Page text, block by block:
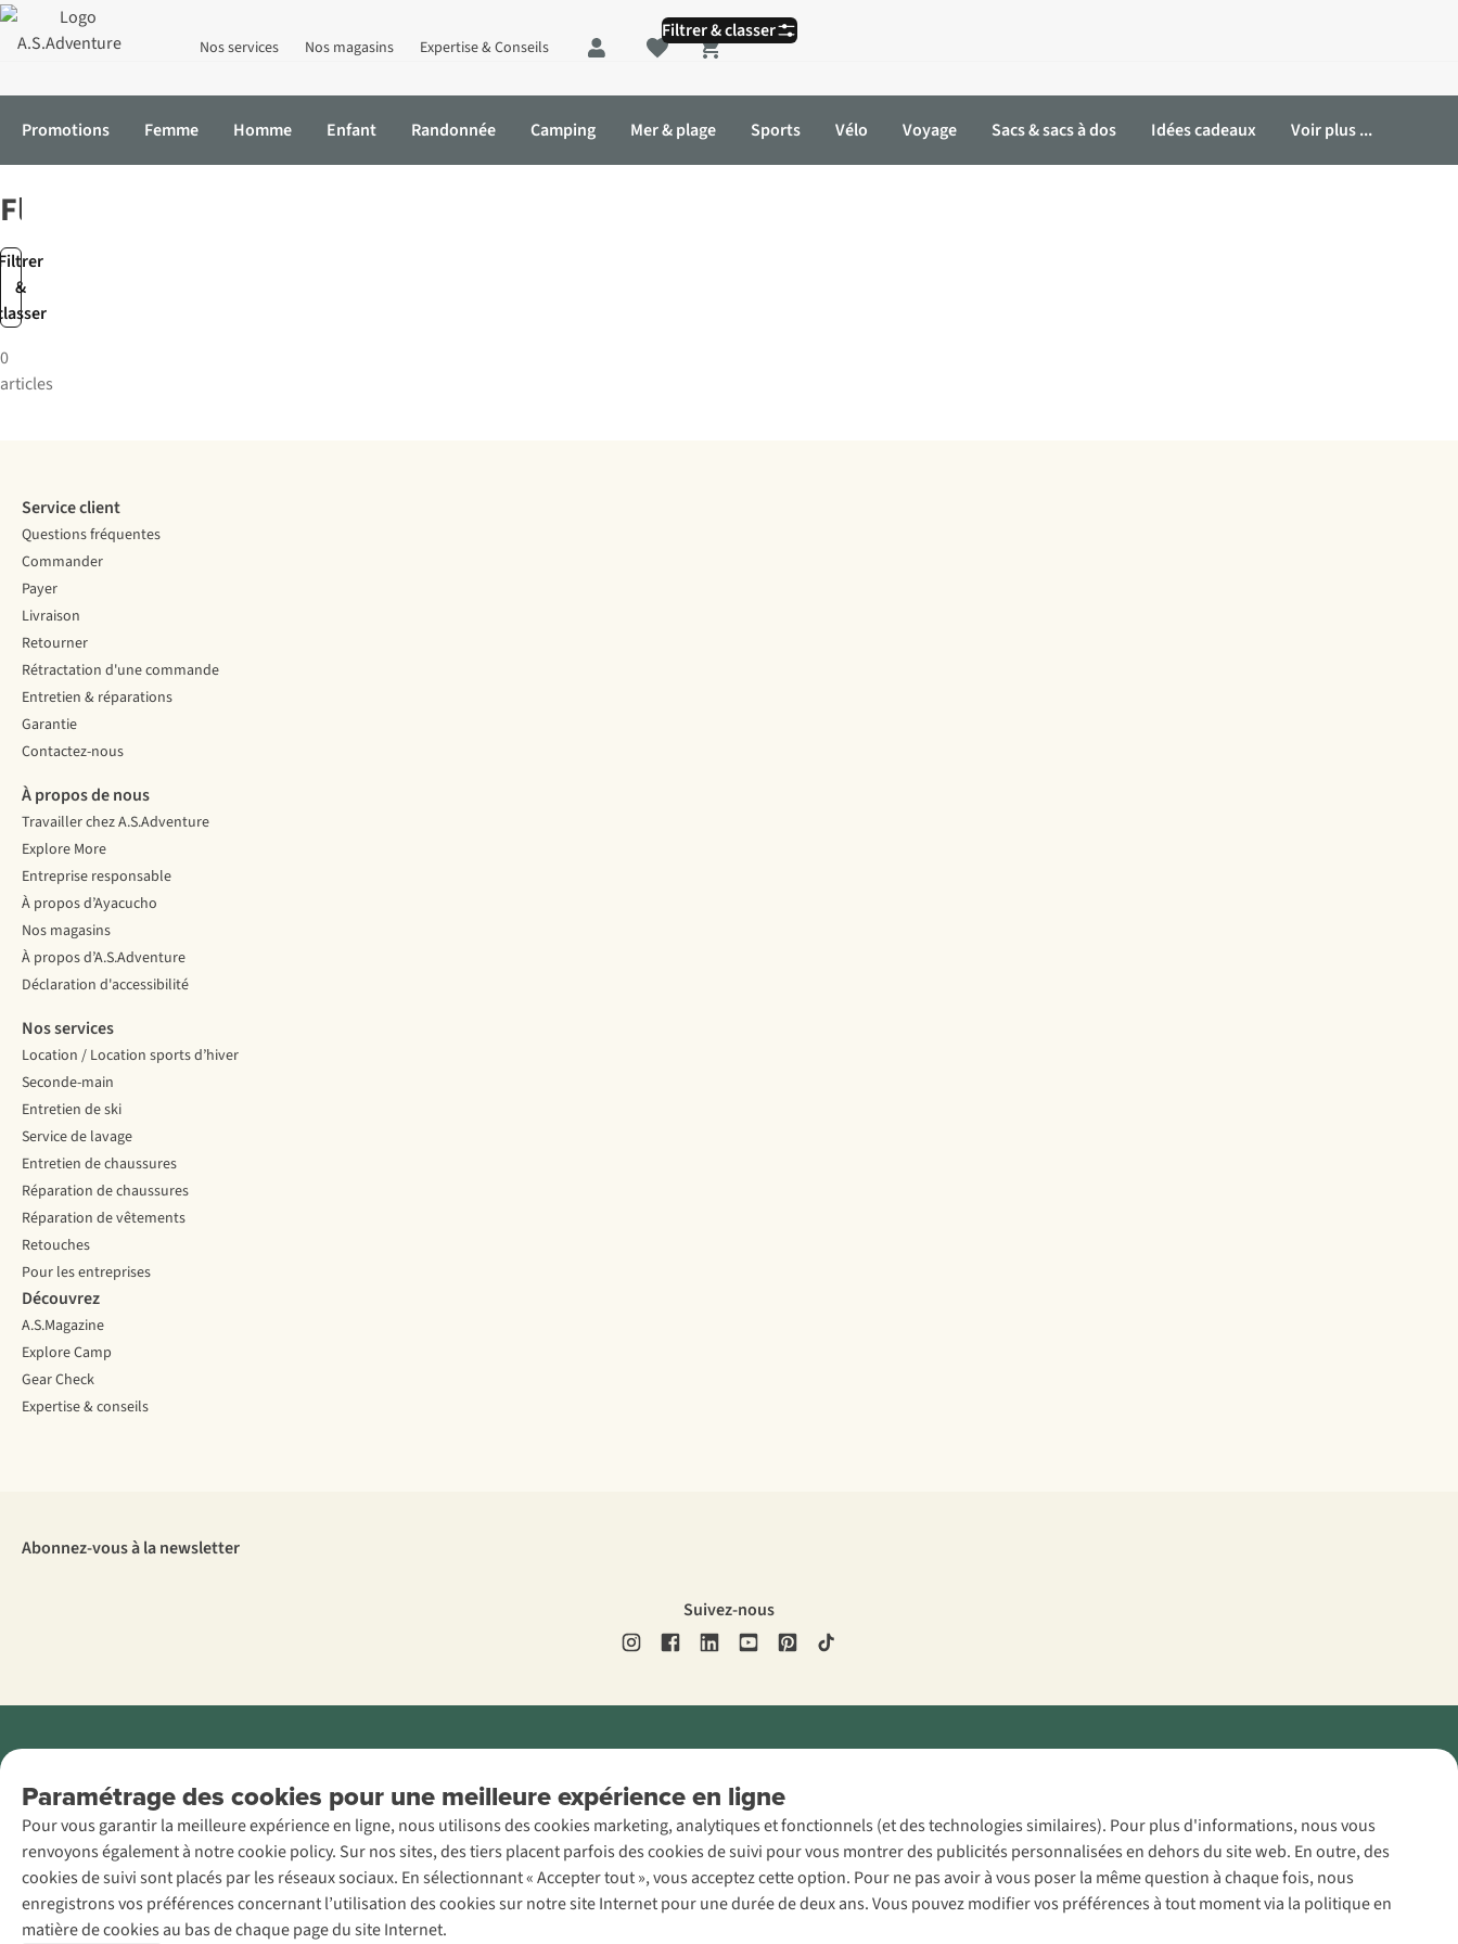
Nos services Nos magasins Expertise & Conseils
Shopping cart
Promotions Femme Homme Enfant Randonnée Camping Mer & plage Sports Vélo Voyage Sacs & sacs à dos Idées cadeaux Voir plus ...
&
Filtrer & classer
Flow
0
articles
Paramétrage des cookies pour une meilleure expérience en ligne
Pour vous garantir la meilleure expérience en ligne, nous utilisons des cookies marketing, analytiques et fonctionnels (et des technologies similaires). Pour plus d'informations, nous vous
renvoyons également à notre cookie policy. Sur nos sites, des tiers placent parfois des cookies de suivi pour vous montrer des publicités personnalisées en dehors du site web. En outre, des
cookies de suivi sont placés par les réseaux sociaux. En sélectionnant « Accepter tout », vous acceptez cette option. Pour ne pas avoir à vous poser la même question à chaque fois, nous
enregistrons vos préférences concernant l’utilisation des cookies sur notre site Internet pour une durée de deux ans. Vous pouvez modifier vos préférences à tout moment via la politique en
matière de cookies au bas de chaque page du site Internet.
Service client
Questions fréquentes
Commander
Payer
Livraison
Retourner
Rétractation d'une commande
Entretien & réparations
Garantie
Contactez-nous
À propos de nous
Travailler chez A.S.Adventure
Explore More
Entreprise responsable
À propos d’Ayacucho
Nos magasins
À propos d’A.S.Adventure
Déclaration d'accessibilité
Nos services
Location / Location sports d’hiver
Seconde-main
Entretien de ski
Service de lavage
Entretien de chaussures
Réparation de chaussures
Réparation de vêtements
Retouches
Pour les entreprises
Découvrez
A.S.Magazine
Explore Camp
Gear Check
Expertise & conseils
Abonnez-vous à la newsletter
Suivez-nous
AS Adventure
France SAS,
Rue du Vieux
Faubourg 14, F-
59000 Lille
+32 (0)3 828